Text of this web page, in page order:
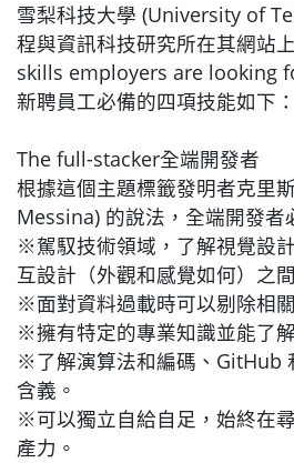
雪梨科技大學 (University of
程與資訊科技研究所在其網站
skills employers are looking
新聘員工必備的四項技能如下：
The full-stacker全端開發者
根據這個主題標籤發明者克里
Messina) 的說法，全端開發者
※駕馭技術領域，了解視覺設
互設計（外觀和感覺如何）之
※面對資料過載時可以剔除相
※擁有特定的專業知識並能了
※了解演算法和編碼、GitHub
含義。
※可以獨立自給自足，始終在
產力。